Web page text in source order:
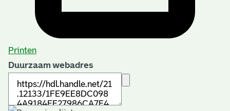
Printen
Duurzaam webadres